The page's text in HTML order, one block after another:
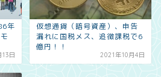
年
日
仮想通貨（暗号資産）、申告
漏れに国税メス、追徴課税で6
億円！！
2021年10月4日